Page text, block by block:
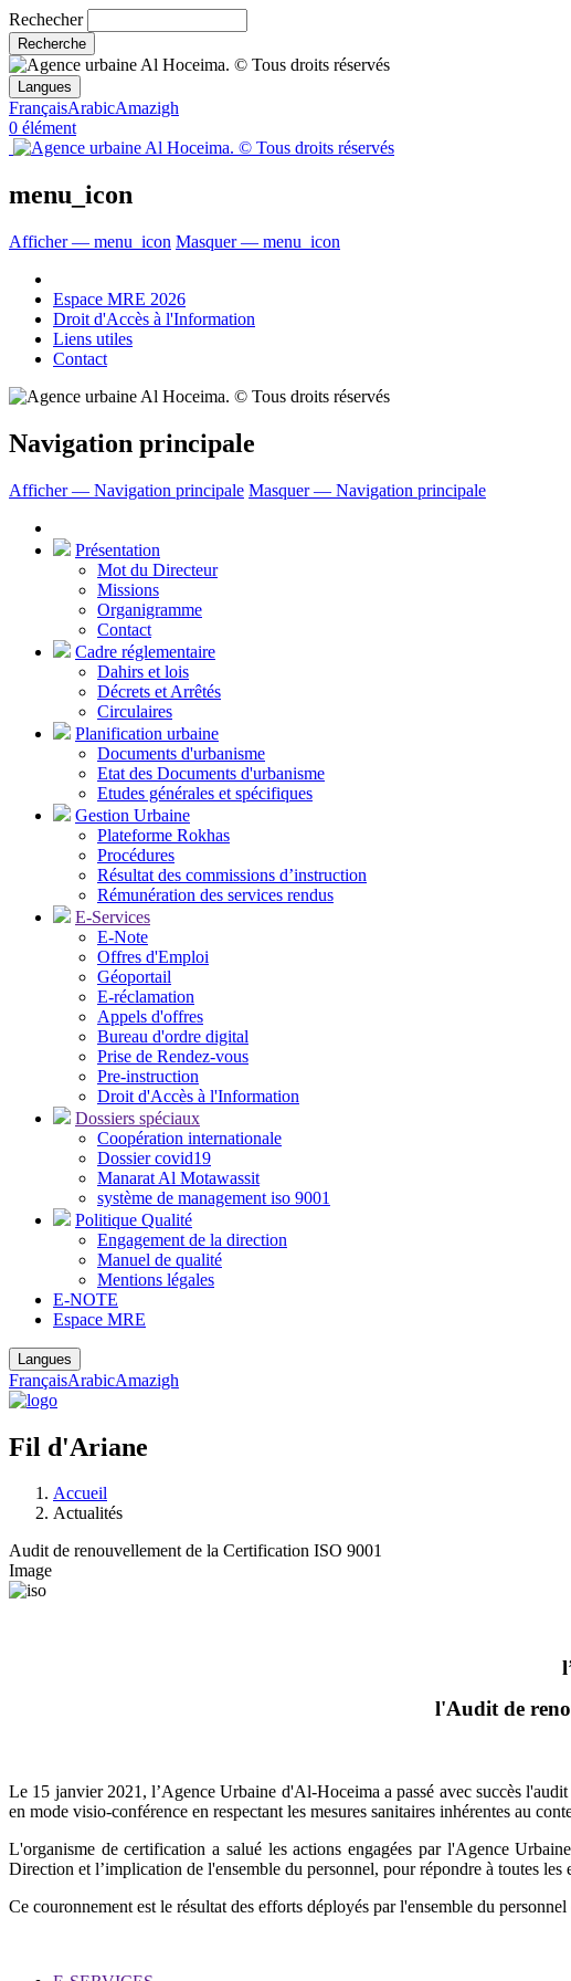
Rechecher
Langues
FrançaisArabicAmazigh
0 élément
menu_icon
Afficher — menu_icon Masquer — menu_icon
Espace MRE 2026
Droit d'Accès à l'Information
Liens utiles
Contact
Navigation principale
Afficher — Navigation principale Masquer — Navigation principale
Présentation
Mot du Directeur
Missions
Organigramme
Contact
Cadre réglementaire
Dahirs et lois
Décrets et Arrêtés
Circulaires
Planification urbaine
Documents d'urbanisme
Etat des Documents d'urbanisme
Etudes générales et spécifiques
Gestion Urbaine
Plateforme Rokhas
Procédures
Résultat des commissions d’instruction
Rémunération des services rendus
E-Services
E-Note
Offres d'Emploi
Géoportail
E-réclamation
Appels d'offres
Bureau d'ordre digital
Prise de Rendez-vous
Pre-instruction
Droit d'Accès à l'Information
Dossiers spéciaux
Coopération internationale
Dossier covid19
Manarat Al Motawassit
système de management iso 9001
Politique Qualité
Engagement de la direction
Manuel de qualité
Mentions légales
E-NOTE
Espace MRE
Langues
FrançaisArabicAmazigh
Fil d'Ariane
Accueil
Actualités
Audit de renouvellement de la Certification ISO 9001
Image
l'Audit de
Le 15 janvier 2021, l’Agence Urbaine d'Al-Hoceima a passé avec succès
en mode visio-conférence en respectant les mesures sanitaires inhérentes au
L'organisme de certification a salué les actions engagées par l'Agence
Direction et l’implication de l'ensemble du personnel, pour répondre à toutes
Ce couronnement est le résultat des efforts déployés par l'ensemble du